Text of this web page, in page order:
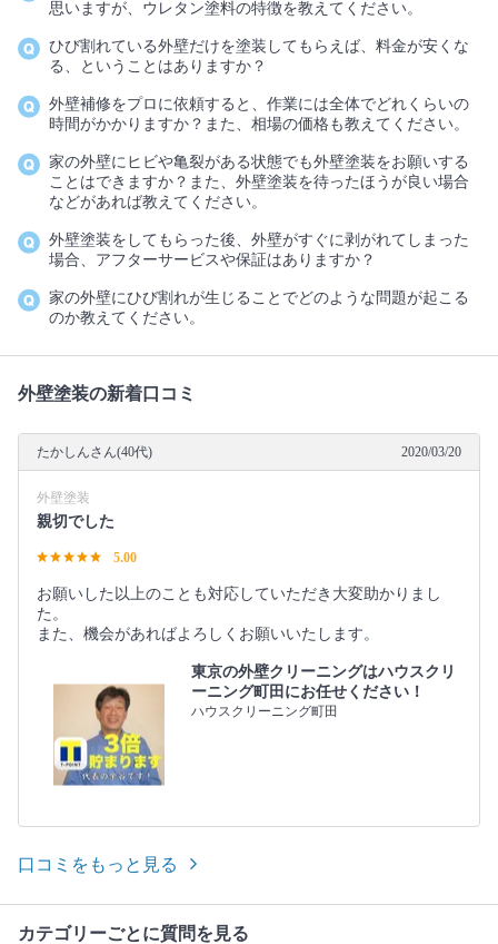
思いますが、ウレタン塗料の特徴を教えてください。
ひび割れている外壁だけを塗装してもらえば、料金が安くな
る、ということはありますか？
外壁補修をプロに依頼すると、作業には全体でどれくらいの
時間がかかりますか？また、相場の価格も教えてください。
家の外壁にヒビや亀裂がある状態でも外壁塗装をお願いする
ことはできますか？また、外壁塗装を待ったほうが良い場合
などがあれば教えてください。
外壁塗装をしてもらった後、外壁がすぐに剥がれてしまった
場合、アフターサービスや保証はありますか？
家の外壁にひび割れが生じることでどのような問題が起こる
のか教えてください。
外壁塗装の新着口コミ
たかしんさん(40代) 2020/03/20
外壁塗装
親切でした
5.00
お願いした以上のことも対応していただき大変助かりまし
た。
また、機会があればよろしくお願いいたします。
東京の外壁クリーニングはハウスクリ
ーニング町田にお任せください！
ハウスクリーニング町田
口コミをもっと見る
カテゴリーごとに質問を見る